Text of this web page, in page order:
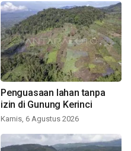
Penguasaan lahan tanpa
izin di Gunung Kerinci
Kamis, 6 Agustus 2026